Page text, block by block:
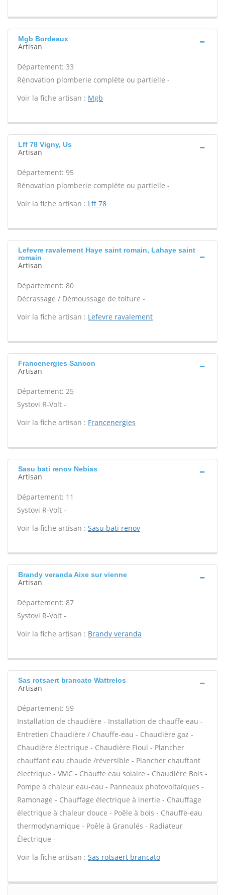
Mgb Bordeaux
Artisan
Département: 33
Rénovation plomberie complète ou partielle -
Voir la fiche artisan : Mgb
Lff 78 Vigny, Us
Artisan
Département: 95
Rénovation plomberie complète ou partielle -
Voir la fiche artisan : Lff 78
Lefevre ravalement Haye saint romain, Lahaye saint
romain
Artisan
Département: 80
Décrassage / Démoussage de toiture -
Voir la fiche artisan : Lefevre ravalement
Francenergies Sancon
Artisan
Département: 25
Systovi R-Volt -
Voir la fiche artisan : Francenergies
Sasu bati renov Nebias
Artisan
Département: 11
Systovi R-Volt -
Voir la fiche artisan : Sasu bati renov
Brandy veranda Aixe sur vienne
Artisan
Département: 87
Systovi R-Volt -
Voir la fiche artisan : Brandy veranda
Sas rotsaert brancato Wattrelos
Artisan
Département: 59
Installation de chaudière - Installation de chauffe eau -
Entretien Chaudière / Chauffe-eau - Chaudière gaz -
Chaudière électrique - Chaudière Fioul - Plancher
chauffant eau chaude /réversible - Plancher chauffant
électrique - VMC - Chauffe eau solaire - Chaudière Bois -
Pompe à chaleur eau-eau - Panneaux photovoltaïques -
Ramonage - Chauffage électrique à inertie - Chauffage
électrique à chaleur douce - Poêle à bois - Chauffe-eau
thermodynamique - Poêle à Granulés - Radiateur
Électrique -
Voir la fiche artisan : Sas rotsaert brancato